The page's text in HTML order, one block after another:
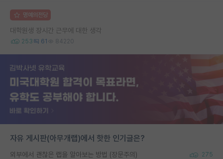
명예의전당
대학원생 장시간 근무에 대한 생각
253 61 84220
자유 게시판(아무개랩)에서 핫한 인기글은?
외부에서 괜찮은 랩을 알아보는 방법 (장문주의) 275